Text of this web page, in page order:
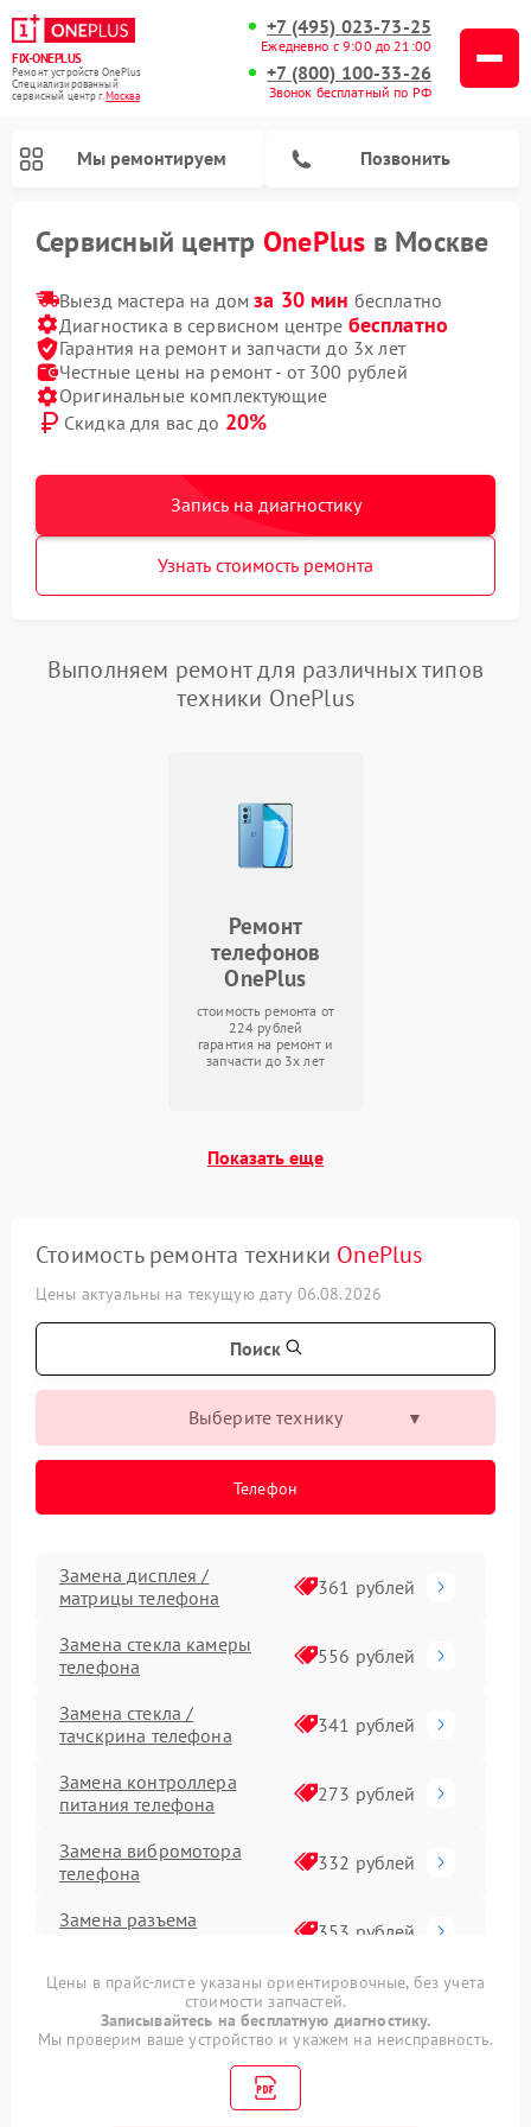
FIX-ONEPLUS
Ремонт устройств OnePlus
Специализированный
cервисный центр г.Москва
+7 (495) 023-73-25
Ежедневно с 9:00 до 21:00
+7 (800) 100-33-26
Звонок бесплатный по РФ
Мы ремонтируем Позвонить
Сервисный центр OnePlus в Москве
Выезд мастера на домза 30 мин бесплатно
Диагностика в сервисном центре бесплатно
Гарантия на ремонт и запчасти до 3х лет
Честные цены на ремонт - от 300 рублей
Оригинальные комплектующие
Скидка для вас до 20%
Запись на диагностику
Узнать стоимость ремонта
Выполняем ремонт для различных типов
техники OnePlus
Ремонт
телефонов
OnePlus
стоимость ремонта от
224 рублей
гарантия на ремонт и
запчасти до 3х лет
Показать еще
Стоимость ремонта техники OnePlus
Цены актуальны на текущую дату 06.08.2026
Поиск
Выберите технику
Телефон
Замена дисплея /
матрицы телефона
361 рублей
Замена стекла камеры
телефона
556 рублей
Замена стекла /
тачскрина телефона
341 рублей
Замена контроллера
питания телефона
273 рублей
Замена вибромотора
телефона
332 рублей
Замена разъема
353 рублей
Замена аудиокодека
телефона
666 рублей
Замена микросхем
Цены в прайс-листе указаны ориентировочные, без учета
стоимости запчастей.
Записывайтесь на бесплатную диагностику.
Мы проверим ваше устройство и укажем на неисправность.